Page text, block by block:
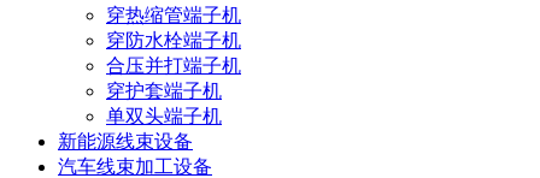
穿热缩管端子机
穿防水栓端子机
合压并打端子机
穿护套端子机
单双头端子机
新能源线束设备
汽车线束加工设备